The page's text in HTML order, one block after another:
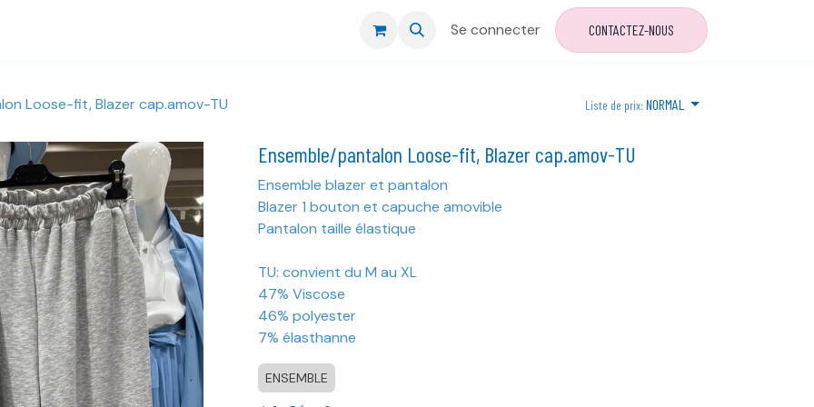
Livraison et retour Se connecter CONTACTEZ-NOUS
Loose-fit, Blazer cap.amov-TU Liste de prix: NORMAL
Ensemble/pantalon Loose-fit, Blazer cap.amov-TU
Ensemble blazer et pantalon
Blazer 1 bouton et capuche amovible
Pantalon taille élastique
TU: convient du M au XL
47% Viscose
46% polyester
7% élasthanne
ENSEMBLE